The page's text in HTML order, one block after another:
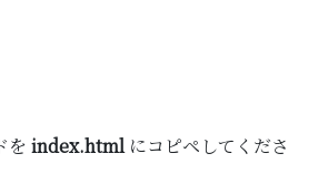
を index.htmlにコピペしてくださ